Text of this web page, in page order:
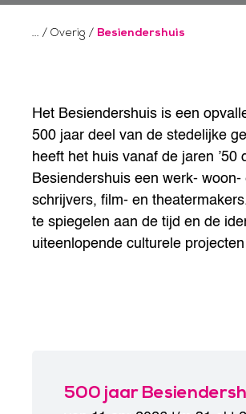
/ Overig / Besiendershuis
Het Besiendershuis is een
500 jaar deel van de stedelijke
heeft het huis vanaf de jaren
Besiendershuis een werk-
schrijvers, film- en
te spiegelen aan de tijd en de
uiteenlopende culturele
500 jaar